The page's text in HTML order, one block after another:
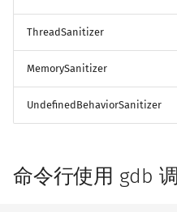
ThreadSanitizer
MemorySanitizer
UndefinedBehaviorSanitizer
命令行使用 gdb